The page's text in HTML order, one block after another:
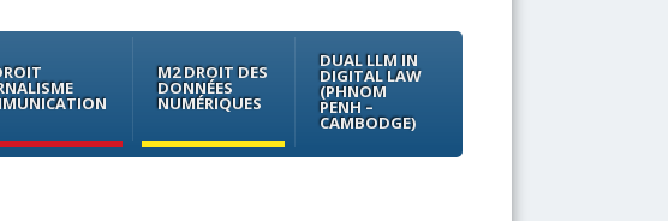
M2 DROIT DES
DONNÉES
NUMÉRIQUES
DUAL LLM IN
DIGITAL LAW
(PHNOM
PENH –
CAMBODGE)